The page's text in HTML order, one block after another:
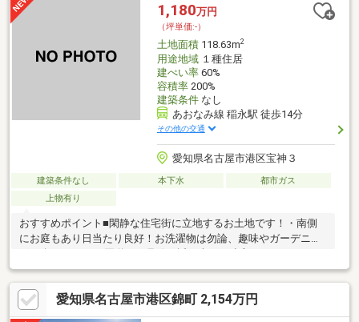
1,180万円
（坪単価:-）
土地面積118.63m2
用途地域１種住居
建ぺい率60%
容積率200%
建築条件なし
あおなみ線 稲永駅 徒歩14分
その他の交通
愛知県名古屋市港区宝神３
建築条件なし 本下水
都市ガス
上物有り
おすすめポイント■閑静な住宅街に立地するお土地です！・南側
にお庭もあり日当たり良好！お洗濯物は勿論、趣味やガーデニン
グも楽しめます♪■国道２３号線が近く車での遠方へのアクセスが
便利な立地です！■あおなみ線「稲永」駅まで徒歩約1４分！15分
圏内で駅につけるので通勤通学にも嬉しいですね！・スーパーま
で徒歩約7分！急な買い出しの際にも大助かりです！・小学校徒歩
約9分で通学にも安心な距離です！・名古屋市交通局「宝神荘」停
愛知県名古屋市港区錦町 2,154万円